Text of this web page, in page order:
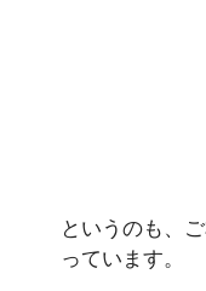
というのも、
っています。